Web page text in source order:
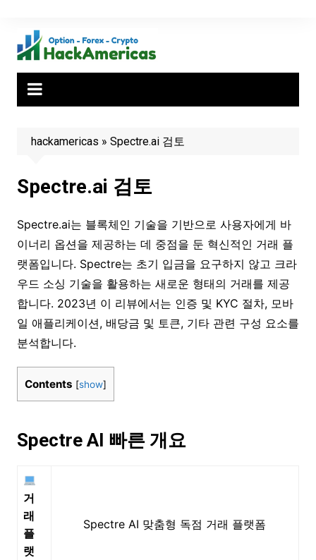
content
hackamericas » Spectre.ai 검토
Spectre.ai 검토
Spectre.ai는 블록체인 기술을 기반으로 사용자에게 바
이너리 옵션을 제공하는 데 중점을 둔 혁신적인 거래 플
랫폼입니다. Spectre는 초기 입금을 요구하지 않고 크라
우드 소싱 기술을 활용하는 새로운 형태의 거래를 제공
합니다. 2023년 이 리뷰에서는 인증 및 KYC 절차, 모바
일 애플리케이션, 배당금 및 토큰, 기타 관련 구성 요소를
분석합니다.
Contents [show]
Spectre AI 빠른 개요
거
래
플
랫
Spectre AI 맞춤형 독점 거래 플랫폼